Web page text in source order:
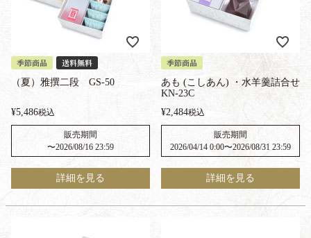
季節商品 送料無料
（夏）雅撰二段 GS-50
¥5,486税込
販売期間
〜2026/08/16 23:59
詳細を見る
季節商品
あも (こしあん) ・水羊羹詰合せ
KN-23C
¥2,484税込
販売期間
2026/04/14 0:00〜2026/08/31 23:59
詳細を見る